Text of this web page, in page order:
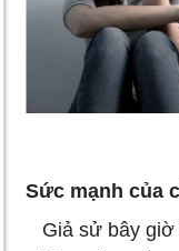
Sức mạnh của
Giả sử bây giờ